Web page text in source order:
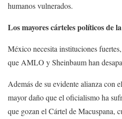
humanos vulnerados.
Los mayores cárteles políticos de
México necesita instituciones
que AMLO y Sheinbaum han
Además de su evidente alianza con
mayor daño que el oficialismo ha
que gozan el Cártel de Macuspana,